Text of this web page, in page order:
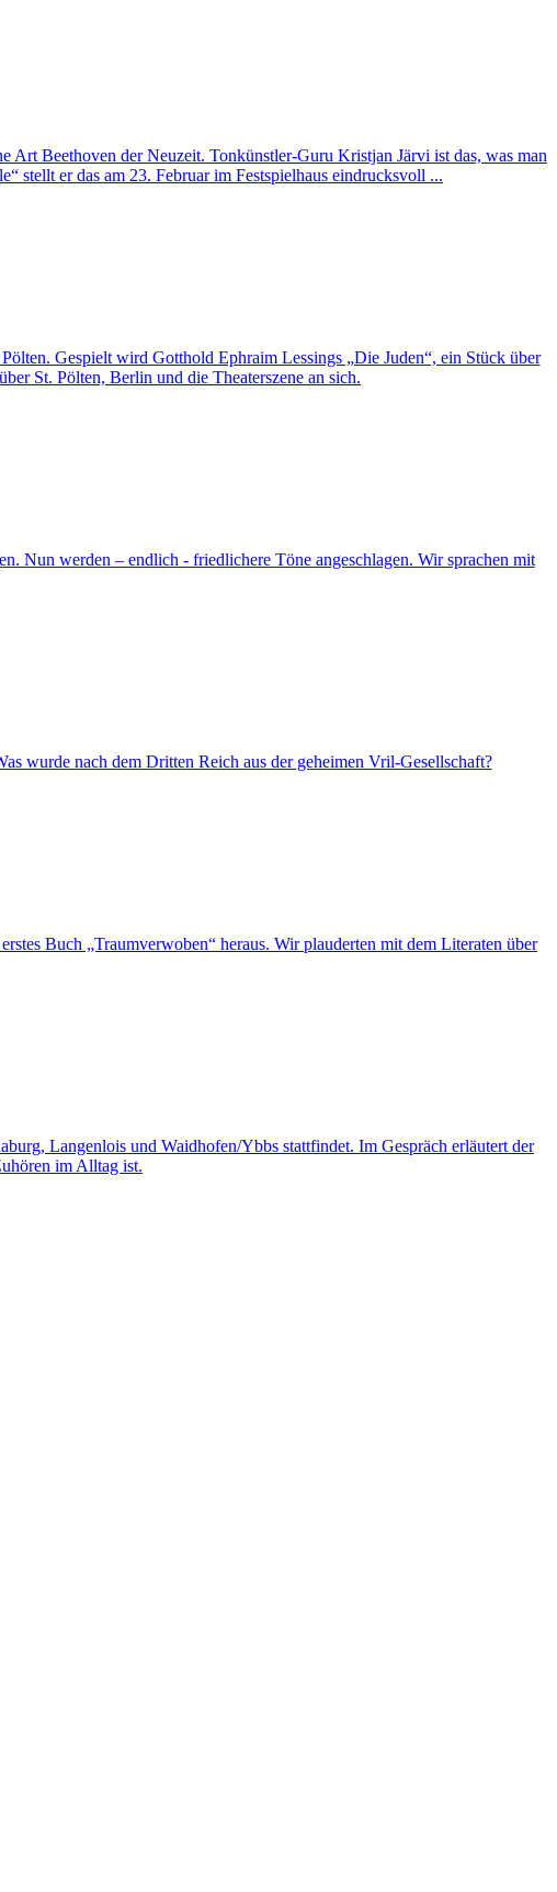
Beethoven der Neuzeit. Tonkünstler-Guru Kristjan Järvi ist das, was man
stellt er das am 23. Februar im Festspielhaus eindrucksvoll ...
Gespielt wird Gotthold Ephraim Lessings „Die Juden“, ein Stück über
St. Pölten, Berlin und die Theaterszene an sich.
Nun werden – endlich - friedlichere Töne angeschlagen. Wir sprachen mit
wurde nach dem Dritten Reich aus der geheimen Vril-Gesellschaft?
Buch „Traumverwoben“ heraus. Wir plauderten mit dem Literaten über
Langenlois und Waidhofen/Ybbs stattfindet. Im Gespräch erläutert der
im Alltag ist.